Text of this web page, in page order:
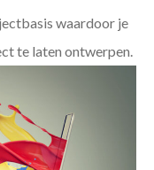
waardoor je
te laten ontwerpen.